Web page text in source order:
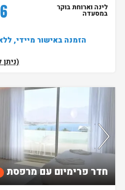
לינה וארוחת בוקר
במסעדה
הזמנה באישור מיידי,
92% מהאורחים ששהו בחדר אהבו אותו
חדר פרימיום עם מרפסת